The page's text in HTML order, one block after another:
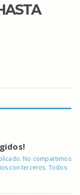
No compartimos
con terceros. Todos